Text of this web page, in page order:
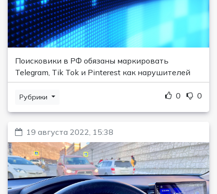
Поисковики в РФ обязаны маркировать
Telegram, Tik Tok и Pinterest как нарушителей
Рубрики 0 0
19 августа 2022, 15:38